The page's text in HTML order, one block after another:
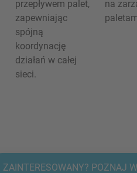
przepływem palet,
zapewniając
spójną
koordynację
działań w całej
sieci.
na
ZAINTERESOWANY? POZNAJ